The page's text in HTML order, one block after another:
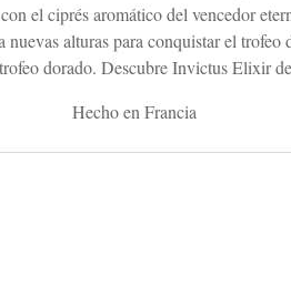
el ciprés aromático del vencedor
alturas para conquistar el
dorado. Descubre Invictus Elixir
Hecho en Francia